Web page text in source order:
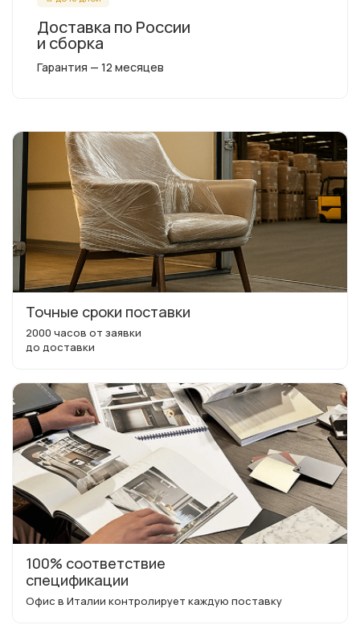
Доставка по России
и сборка
Гарантия — 12 месяцев
Точные сроки поставки
2000 часов от заявки
до доставки
100% соответствие
спецификации
Офис в Италии контролирует каждую поставку